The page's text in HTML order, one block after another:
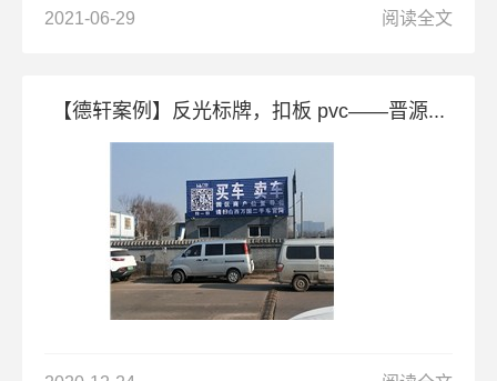
2021-06-29 阅读全文
【德轩案例】反光标牌，扣板 pvc——晋源...